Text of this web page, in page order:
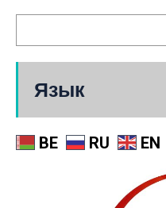
Язык
BE RU EN